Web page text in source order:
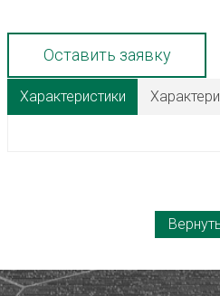
Оставить заявку
Характеристики